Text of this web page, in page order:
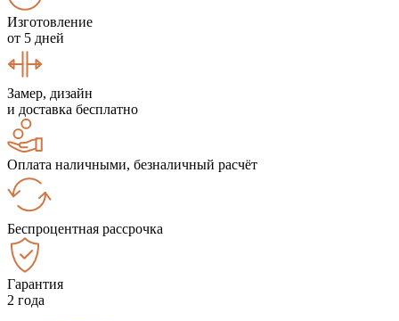
Изготовление
от 5 дней
Замер, дизайн
и доставка бесплатно
Оплата наличными, безналичный расчёт
Беспроцентная рассрочка
Гарантия
2 года